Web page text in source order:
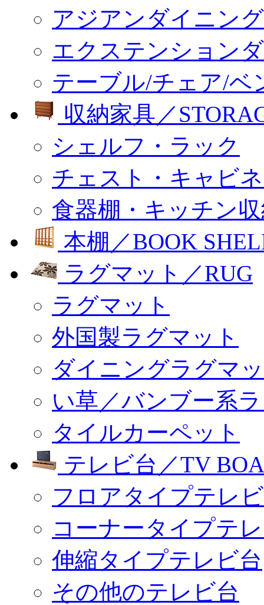
アジアンダイニング
エクステンション
テーブル/チェア/ベ
収納家具／
シェルフ・ラック
チェスト・キャビ
食器棚・キッチン
本棚／BOOK
ラグマット／RUG
ラグマット
外国製ラグマット
ダイニングラグマ
い草／バンブー系
タイルカーペット
テレビ台／TV
フロアタイプテレ
コーナータイプテ
伸縮タイプテレビ台
その他のテレビ台